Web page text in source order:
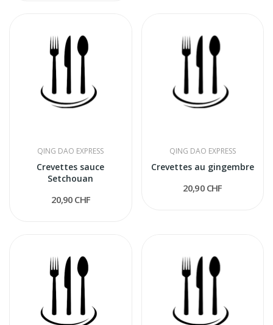
QING DAO EXPRESS
Crevettes sauce
Setchouan
20,90 CHF
QING DAO EXPRESS
Crevettes au gingembre
20,90 CHF